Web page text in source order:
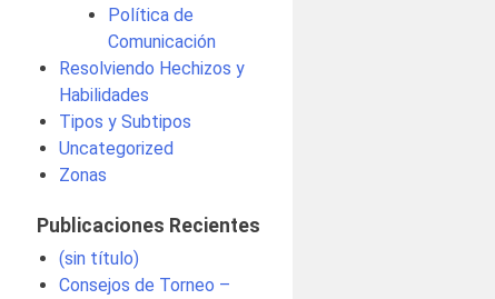
Política de
Comunicación
Resolviendo Hechizos y
Habilidades
Tipos y Subtipos
Uncategorized
Zonas
Publicaciones Recientes
(sin título)
Consejos de Torneo –